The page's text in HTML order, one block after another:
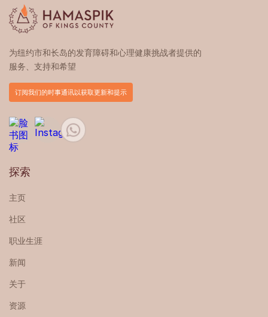
为纽约市和长岛的发育障碍和心理健康挑战者提供的
服务、支持和希望
订阅我们的时事通讯以获取更新和提示
探索
主页
社区
职业生涯
新闻
关于
资源